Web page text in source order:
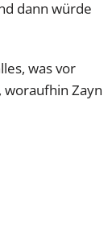
dann würde
was vor
woraufhin Zayn